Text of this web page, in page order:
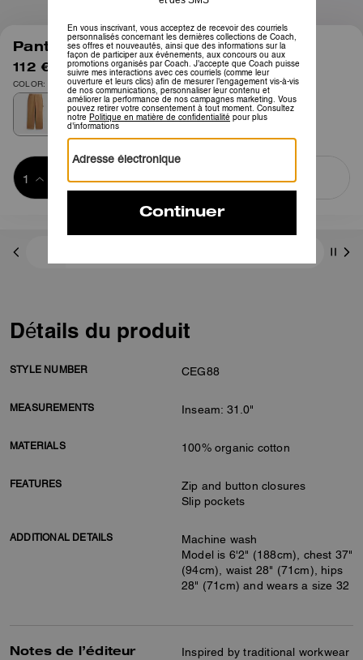
1/4
Pantalon en toile de coton biologique
112 € 225 €
COLOR: Sable
panier
ACHETER MAINTENANT
Détails du produit
STYLE NUMBER CEG88
MEASUREMENTS Inseam: 31.0"
MATERIALS 100% organic cotton
FEATURES
Zip and button closures
Slip pockets
ADDITIONAL DETAILS
Machine wash
Model is 6'2" (188cm), chest 37"
(94cm), waist 28" (71cm), hips
28" (71cm) and wears a size 32
Notes de l’éditeur
Inspired by traditional workwear